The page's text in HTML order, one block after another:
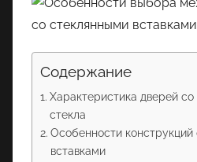
Содержание
Характеристика дверей со
стекла
Особенности конструкций
вставками